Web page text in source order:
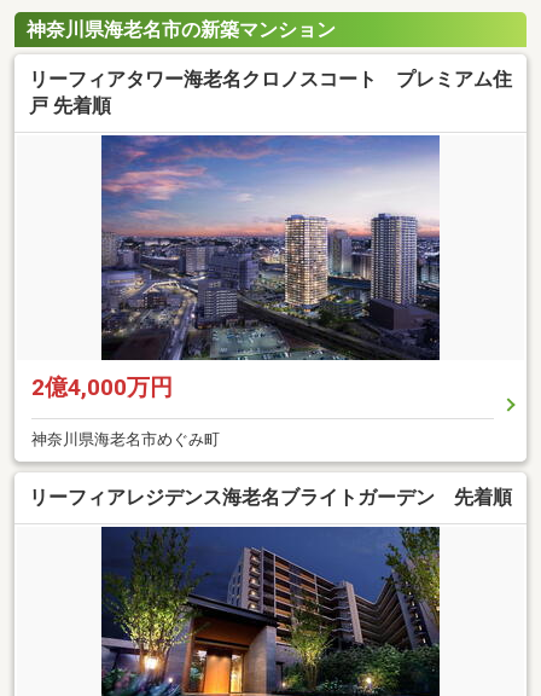
神奈川県海老名市の新築マンション
リーフィアタワー海老名クロノスコート プレミアム住
戸 先着順
2億4,000万円
神奈川県海老名市めぐみ町
リーフィアレジデンス海老名ブライトガーデン 先着順